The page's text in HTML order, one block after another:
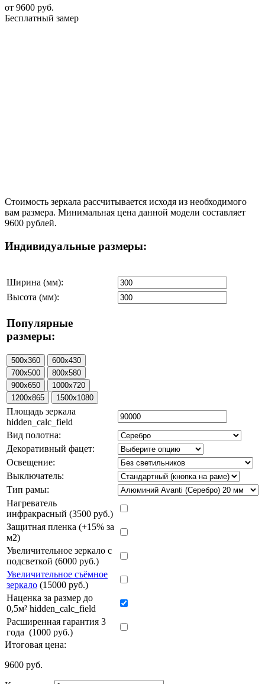
от 9600 руб.
Бесплатный замер
Стоимость зеркала рассчитывается исходя из необходимого
вам размера. Минимальная цена данной модели составляет
9600 рублей.
Индивидуальные размеры:
Ширина (мм):
Высота (мм):
Популярные
размеры:
Площадь зеркала
hidden_calc_field
Вид полотна:
Декоративный фацет:
Освещение:
Выключатель:
Тип рамы:
Нагреватель
инфракрасный (3500 руб.)
Защитная пленка (+15% за
м2)
Увеличительное зеркало с
подсветкой (6000 руб.)
Увеличительное съёмное
зеркало (15000 руб.)
Наценка за размер до
0,5м² hidden_calc_field
Расширенная гарантия 3
года (1000 руб.)
Итоговая цена:
9600 руб.